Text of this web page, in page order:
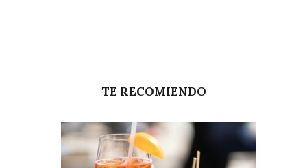
TE RECOMIENDO